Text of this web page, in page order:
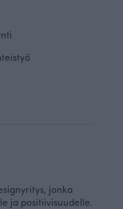
jonka
ja positiivisuudelle.